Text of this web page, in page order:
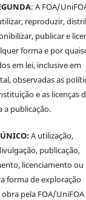
: A FOA/
reproduzir,
publicar e
forma e por
em lei, inclusive em
observadas as
e as licenças
a publicação.
A utilização,
publicação,
licenciamento ou
forma de exploração
pela FOA/